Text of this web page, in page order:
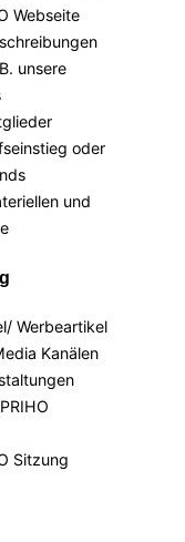
Webseite
unsere
oder
und
Werbeartikel
Kanälen
Sitzung